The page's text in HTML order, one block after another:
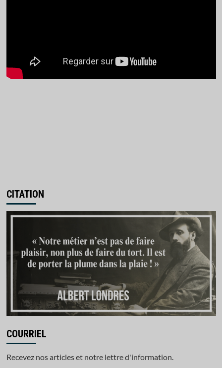
CITATION
COURRIEL
Recevez nos articles et notre lettre d'information.